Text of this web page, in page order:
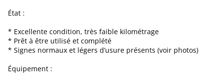
État :
* Excellente condition, très faible kilométrage
* Prêt à être utilisé et complété
* Signes normaux et légers d’usure présents (voir photos)
Équipement :